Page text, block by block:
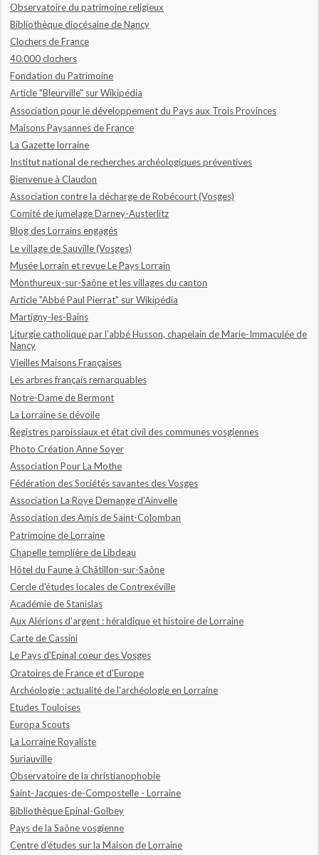
Observatoire du patrimoine religieux
Bibliothèque diocésaine de Nancy
Clochers de France
40.000 clochers
Fondation du Patrimoine
Article "Bleurville" sur Wikipédia
Association pour le développement du Pays aux Trois Provinces
Maisons Paysannes de France
La Gazette lorraine
Institut national de recherches archéologiques préventives
Bienvenue à Claudon
Association contre la décharge de Robécourt (Vosges)
Comité de jumelage Darney-Austerlitz
Blog des Lorrains engagés
Le village de Sauville (Vosges)
Musée Lorrain et revue Le Pays Lorrain
Monthureux-sur-Saône et les villages du canton
Article "Abbé Paul Pierrat" sur Wikipédia
Martigny-les-Bains
Liturgie catholique par l'abbé Husson, chapelain de Marie-Immaculée de
Nancy
Vieilles Maisons Françaises
Les arbres français remarquables
Notre-Dame de Bermont
La Lorraine se dévoile
Registres paroissiaux et état civil des communes vosgiennes
Photo Création Anne Soyer
Association Pour La Mothe
Fédération des Sociétés savantes des Vosges
Association La Roye Demange d'Ainvelle
Association des Amis de Saint-Colomban
Patrimoine de Lorraine
Chapelle templière de Libdeau
Hôtel du Faune à Châtillon-sur-Saône
Cercle d'études locales de Contrexéville
Académie de Stanislas
Aux Alérions d'argent : héraldique et histoire de Lorraine
Carte de Cassini
Le Pays d'Epinal coeur des Vosges
Oratoires de France et d'Europe
Archéologie : actualité de l'archéologie en Lorraine
Etudes Touloises
Europa Scouts
La Lorraine Royaliste
Suriauville
Observatoire de la christianophobie
Saint-Jacques-de-Compostelle - Lorraine
Bibliothèque Epinal-Golbey
Pays de la Saône vosgienne
Centre d'études sur la Maison de Lorraine